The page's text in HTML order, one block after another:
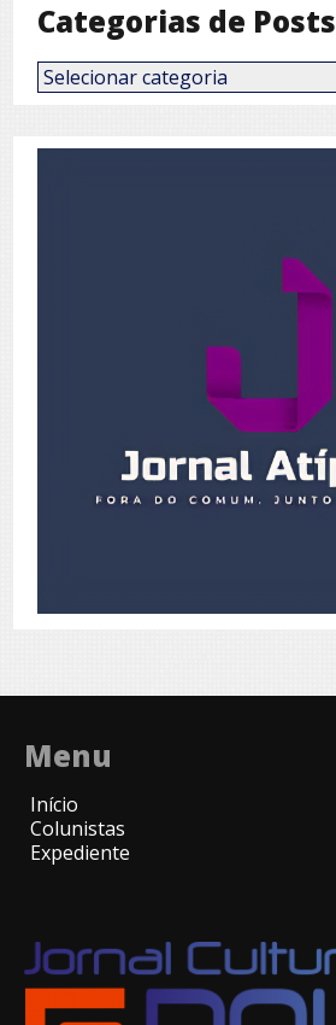
Categorias de Posts
Categorias
de
Menu
Início
Colunistas
Expediente